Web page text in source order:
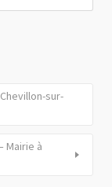
sur-
Mairie à